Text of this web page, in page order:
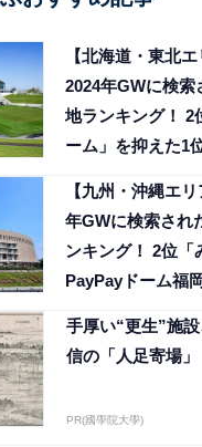
【北海道・東北エ
2024年GWに検索
地ランキング！ 2
ーム」を抑えた1
【九州・沖縄エ
年GWに検索され
ンキング！ 2位「
PayPayドーム福
手厚い“更生”施
信の「人足寄場」
PR(國學院大學)